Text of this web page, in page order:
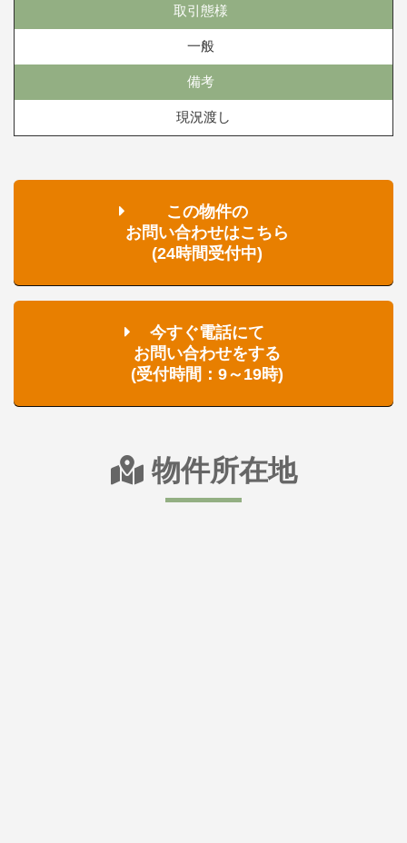
取引態様
一般
備考
現況渡し
この物件の
お問い合わせはこちら
(24時間受付中)
今すぐ電話にて
お問い合わせをする
(受付時間：9～19時)
物件所在地